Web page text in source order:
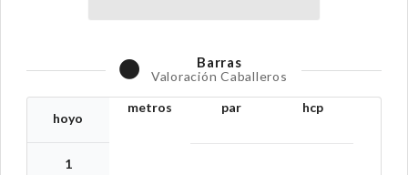
Barras
Valoración Caballeros
hoyo
1
metros par hcp